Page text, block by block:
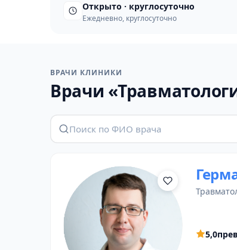
Открыто · круглосуточно
Ежедневно, круглосуточно
ВРАЧИ КЛИНИКИ
Врачи
5,0